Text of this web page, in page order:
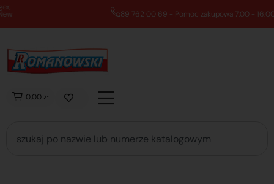
89 762 00 69 - Pomoc zakupowa 7:00 - 16:00
0,00 zł